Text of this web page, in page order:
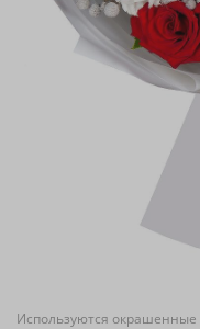
Используются окрашенные